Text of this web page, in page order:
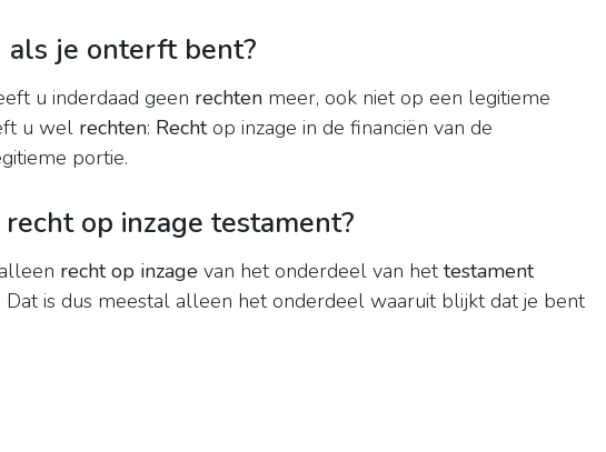
je onterft bent?
u inderdaad geen rechten meer, ook niet op een legitieme
u wel rechten: Rechtop inzage in de financiën van de
portie.
op inzage testament?
recht op inzage van het onderdeel van hettestament
Dat is dus meestal alleen het onderdeel waaruit blijkt dat je bent